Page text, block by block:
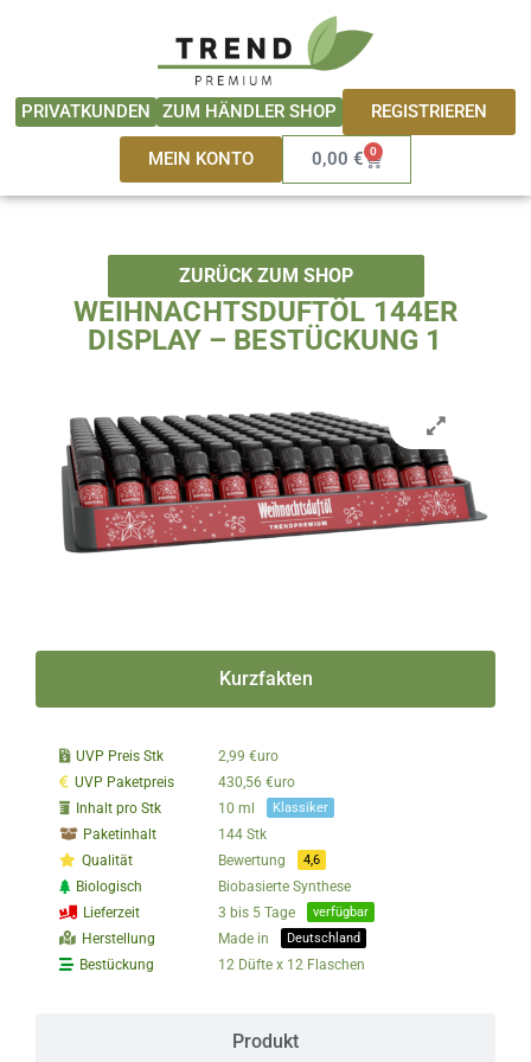
PRIVATKUNDEN ZUM HÄNDLER SHOP REGISTRIEREN
MEIN KONTO 0,00 € 0
Warenkorb
ZURÜCK ZUM SHOP
WEIHNACHTSDUFTÖL 144ER
DISPLAY – BESTÜCKUNG 1
Kurzfakten
Produkt
UVP Preis Stk
UVP Paketpreis
Inhalt pro Stk
Paketinhalt
Qualität
Biologisch
Lieferzeit
Herstellung
Bestückung
2,99 €uro
430,56 €uro
10 ml
Klassiker
144 Stk
Bewertung
4,6
Biobasierte Synthese
3 bis 5 Tage
verfügbar
Made in Deutschland
12 Düfte x 12 Flaschen